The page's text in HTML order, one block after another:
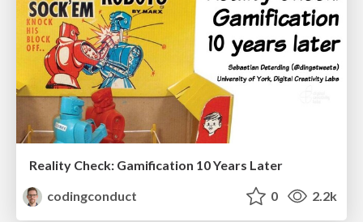
Reality Check: Gamification 10 Years Later
codingconduct
0 2.2k